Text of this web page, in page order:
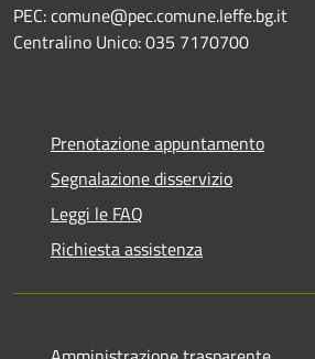
PEC: comune@pec.comune.leffe.bg.it
Centralino Unico: 035 7170700
Prenotazione appuntamento
Segnalazione disservizio
Leggi le FAQ
Richiesta assistenza